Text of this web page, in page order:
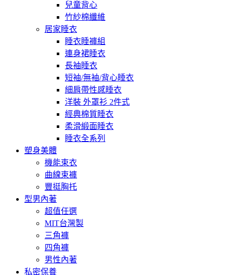
兒童背心
竹紗棉纖維
居家睡衣
睡衣睡褲組
連身裙睡衣
長袖睡衣
短袖/無袖/背心睡衣
細肩帶性感睡衣
洋裝 外罩衫 2件式
經典棉質睡衣
柔滑緞面睡衣
睡衣全系列
塑身美體
機能束衣
曲線束褲
豐挺胸托
型男內著
超值任選
MIT台灣製
三角褲
四角褲
男性內著
私密保養